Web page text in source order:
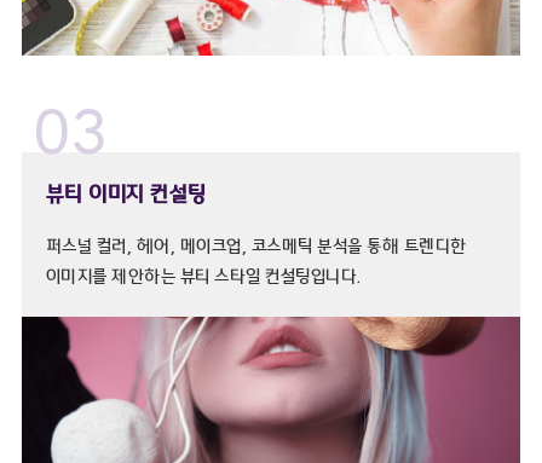
03
뷰티 이미지 컨설팅
퍼스널 컬러, 헤어, 메이크업, 코스메틱 분석을 통해 트렌디한
이미지를 제안하는 뷰티 스타일 컨설팅입니다.